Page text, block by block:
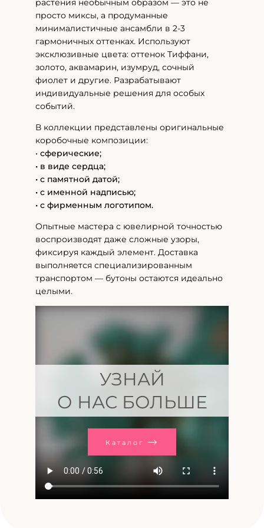
растения необычным образом — это не
просто миксы, а продуманные
минималистичные ансамбли в 2-3
гармоничных оттенках. Используют
эксклюзивные цвета: оттенок Тиффани,
золото, аквамарин, изумруд, сочный
фиолет и другие. Разрабатывают
индивидуальные решения для особых
событий.
В коллекции представлены оригинальные
коробочные композиции:
• сферические;
• в виде сердца;
• с памятной датой;
• с именной надписью;
• с фирменным логотипом.
Опытные мастера с ювелирной точностью
воспроизводят даже сложные узоры,
фиксируя каждый элемент. Доставка
выполняется специализированным
транспортом — бутоны остаются идеально
целыми.
УЗНАЙ
О НАС БОЛЬШЕ
Каталог